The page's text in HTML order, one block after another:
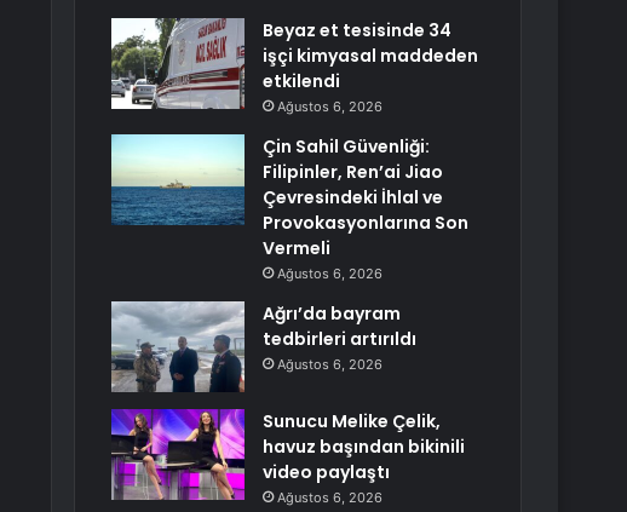
Beyaz et tesisinde 34
işçi kimyasal maddeden
etkilendi
Ağustos 6, 2026
Çin Sahil Güvenliği:
Filipinler, Ren’ai Jiao
Çevresindeki İhlal ve
Provokasyonlarına Son
Vermeli
Ağustos 6, 2026
Ağrı’da bayram
tedbirleri artırıldı
Ağustos 6, 2026
Sunucu Melike Çelik,
havuz başından bikinili
video paylaştı
Ağustos 6, 2026